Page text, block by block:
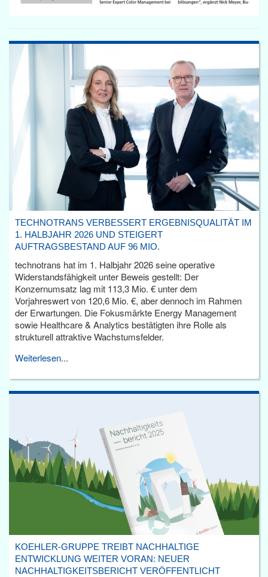
TECHNOTRANS VERBESSERT ERGEBNISQUALITÄT IM
1. HALBJAHR 2026 UND STEIGERT
AUFTRAGSBESTAND AUF 96 MIO.
technotrans hat im 1. Halbjahr 2026 seine operative
Widerstandsfähigkeit unter Beweis gestellt: Der
Konzernumsatz lag mit 113,3 Mio. € unter dem
Vorjahreswert von 120,6 Mio. €, aber dennoch im Rahmen
der Erwartungen. Die Fokusmärkte Energy Management
sowie Healthcare & Analytics bestätigten ihre Rolle als
strukturell attraktive Wachstumsfelder.
Weiterlesen...
KOEHLER-GRUPPE TREIBT NACHHALTIGE
ENTWICKLUNG WEITER VORAN: NEUER
NACHHALTIGKEITSBERICHT VERÖFFENTLICHT